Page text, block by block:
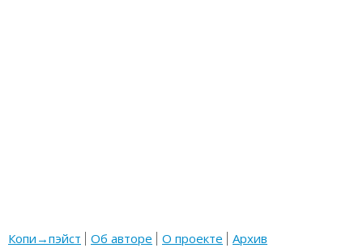
Копи→пэйст Об авторе О проекте Архив